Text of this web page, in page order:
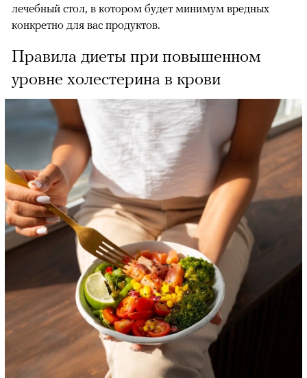
лечебный стол, в котором будет минимум вредных
конкретно для вас продуктов.
Правила диеты при повышенном
уровне холестерина в крови